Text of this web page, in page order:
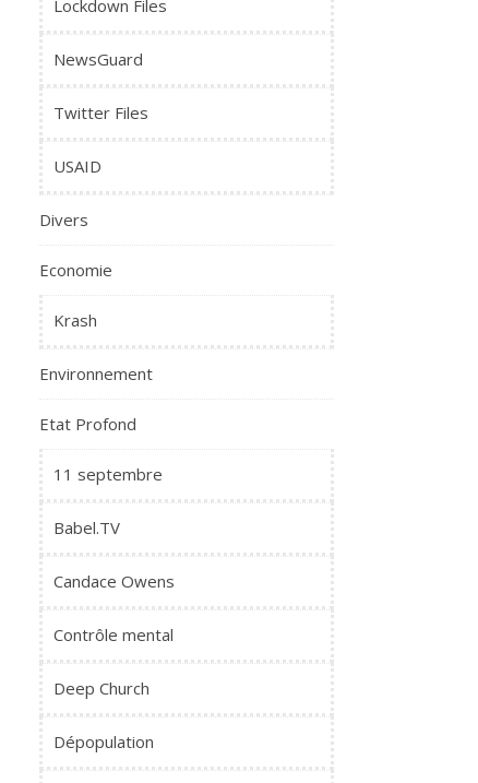
Lockdown Files
NewsGuard
Twitter Files
USAID
Divers
Economie
Krash
Environnement
Etat Profond
11 septembre
Babel.TV
Candace Owens
Contrôle mental
Deep Church
Dépopulation